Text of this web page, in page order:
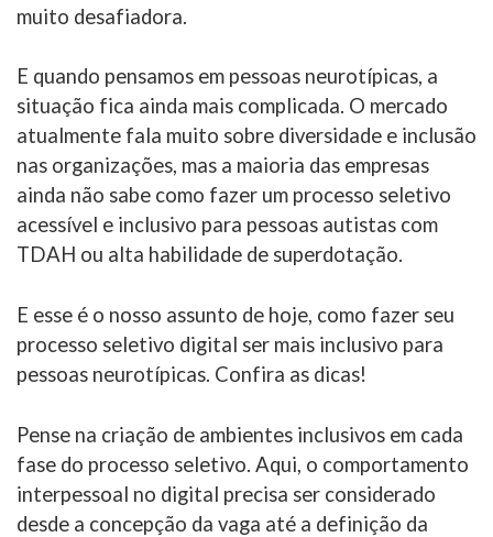
muito desafiadora.
E quando pensamos em pessoas neurotípicas, a
situação fica ainda mais complicada. O mercado
atualmente fala muito sobre diversidade e inclusão
nas organizações, mas a maioria das empresas
ainda não sabe como fazer um processo seletivo
acessível e inclusivo para pessoas autistas com
TDAH ou alta habilidade de superdotação.
E esse é o nosso assunto de hoje, como fazer seu
processo seletivo digital ser mais inclusivo para
pessoas neurotípicas. Confira as dicas!
Pense na criação de ambientes inclusivos em cada
fase do processo seletivo. Aqui, o comportamento
interpessoal no digital precisa ser considerado
desde a concepção da vaga até a definição da